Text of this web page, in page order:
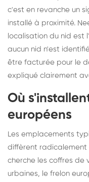
c'est en revanche un
installé à proximité.
localisation du nid est
aucun nid n'est
être facturée pour le
expliqué clairement
Où
européens
Les emplacements
diffèrent radicalement
cherche les coffres de
urbaines, le frelon